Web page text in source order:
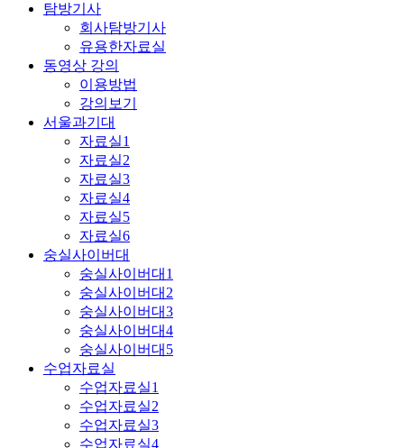
탐방기사
회사탐방기사
유용한자료실
동영상 강의
이용방법
강의보기
서울과기대
자료실1
자료실2
자료실3
자료실4
자료실5
자료실6
숭실사이버대
숭실사이버대1
숭실사이버대2
숭실사이버대3
숭실사이버대4
숭실사이버대5
수업자료실
수업자료실1
수업자료실2
수업자료실3
수업자료실4